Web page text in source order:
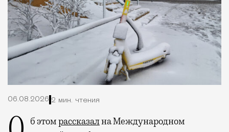
06.08.2026 2 мин. чтения
Об этомрассказална Международном